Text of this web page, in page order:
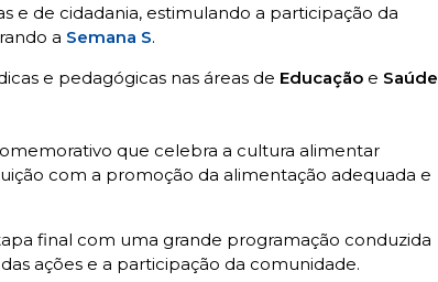
e de cidadania, estimulando a participação da
a Semana S.
e pedagógicas nas áreas de Educação e Saúde
que celebra a cultura alimentar
com a promoção da alimentação adequada e
final com uma grande programação conduzida
ações e a participação da comunidade.